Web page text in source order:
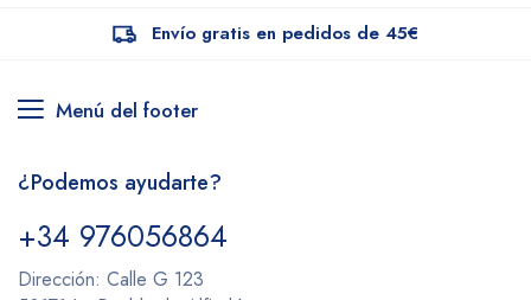
Envío gratis en pedidos de 45€
Menú del footer
¿Podemos ayudarte?
+34 976056864
Dirección: Calle G 123